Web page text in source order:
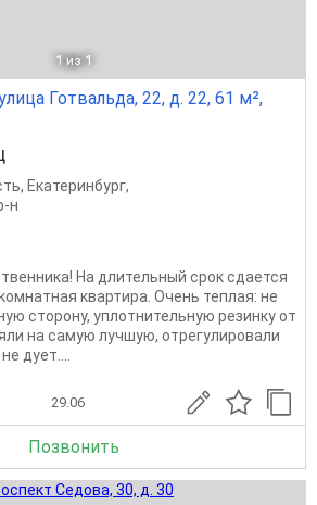
1 из 1
Готвальда, 22, д. 22, 61 м²,
, Екатеринбург,
н
На длительный срок сдается
квартира. Очень теплая: не
сторону, уплотнительную резинку от
на самую лучшую, отрегулировали
дует....
29.06
Позвонить